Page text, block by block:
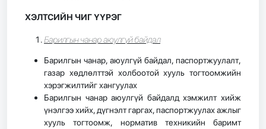
ХЭЛТСИЙН ЧИГ ҮҮРЭГ
Барилгын чанар аюулгүй байдал
Барилгын чанар, аюулгүй байдал, паспортжуулалт,
газар хөдлөлттэй холбоотой хууль тогтоомжийн
хэрэгжилтийг хангуулах
Барилгын чанар аюулгүй байдалд хэмжилт хийж
үнэлгээ хийх, дүгнэлт гаргах, паспортжуулах ажлыг
хууль тогтоомж, норматив техникийн баримт